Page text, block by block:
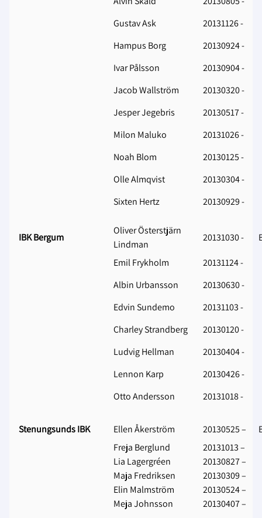
Gustav Ask
20131126 -
Hampus Borg
20130924 -
Ivar Pålsson
20130904 -
Jacob Wallström
20130320 -
Jesper Jegebris
20130517 -
Milon Maluko
20131026 -
Noah Blom
20130125 -
Olle Almqvist
20130304 -
Sixten Hertz
20130929 -
IBK Bergum
Oliver Österstjärn
Lindman
20131030 -
Emil Frykholm
20131124 -
Albin Urbansson
20130630 -
Edvin Sundemo
20131103 -
Charley Strandberg
20130120 -
Ludvig Hellman
20130404 -
Lennon Karp
20130426 -
Otto Andersson
20131018 -
Stenungsunds IBK Ellen Åkerström 20130525 –
Freja Berglund
20131013 –
Lia Lagergréen
20130827 –
Maja Fredriksen
20130309 –
Elin Malmström
20130524 –
Meja Johnsson
20130407 –